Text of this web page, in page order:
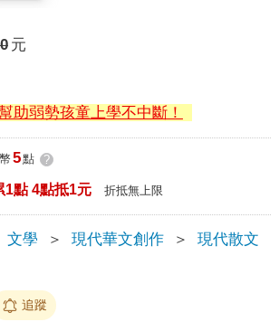
元
助弱勢孩童上學不中斷！
5點 ?
1點 4點抵1元 折抵無上限
文學 ＞ 現代華文創作 ＞ 現代散文
追蹤